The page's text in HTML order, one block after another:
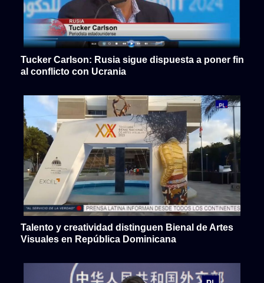
Tucker Carlson: Rusia sigue dispuesta a poner fin
al conflicto con Ucrania
Talento y creatividad distinguen Bienal de Artes
Visuales en República Dominicana